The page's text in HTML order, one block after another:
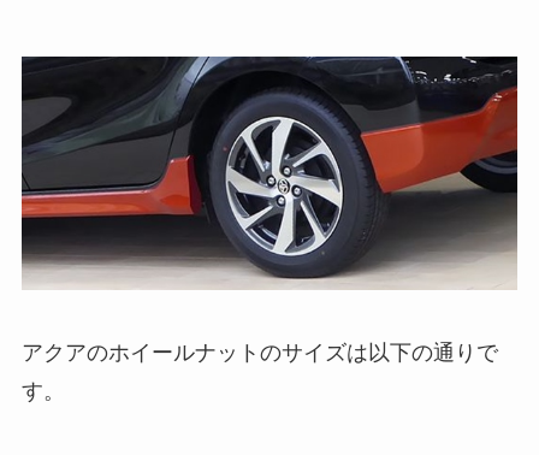
アクアのホイールナットのサイズは以下の通りで
す。